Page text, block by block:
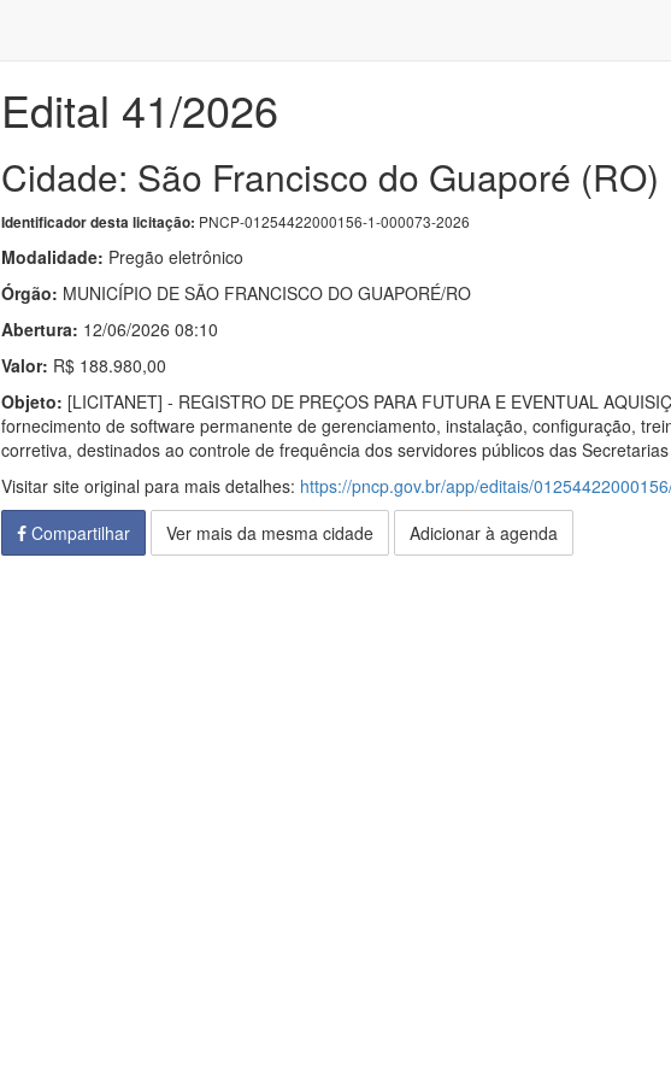
Edital 41/2026
Cidade: São Francisco do Guaporé (RO)
Identificador desta licitação: PNCP-01254422000156-1-000073-2026
Modalidade: Pregão eletrônico
Órgão: MUNICÍPIO DE SÃO FRANCISCO DO GUAPORÉ/RO
Abertura: 12/06/2026 08:10
Valor: R$ 188.980,00
Objeto: [LICITANET] - REGISTRO DE PREÇOS PARA FUTURA E EVENTUAL
fornecimento de software permanente de gerenciamento, instalação, configuração,
corretiva, destinados ao controle de frequência dos servidores públicos das
Visitar site original para mais detalhes: https://pncp.gov.br/app/editais/
Compartilhar
Ver mais da mesma cidade Adicionar à agenda